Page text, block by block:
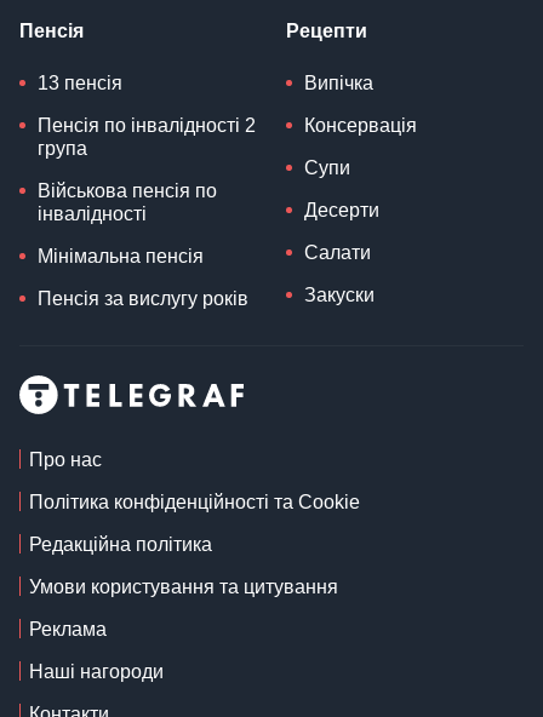
Пенсія
13 пенсія
Пенсія по інвалідності 2
група
Військова пенсія по
інвалідності
Мінімальна пенсія
Пенсія за вислугу років
Рецепти
Випічка
Консервація
Супи
Десерти
Салати
Закуски
Про нас
Політика конфіденційності та Cookie
Редакційна політика
Умови користування та цитування
Реклама
Наші нагороди